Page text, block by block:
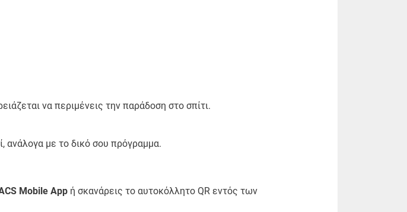
να περιμένεις την παράδοση στο σπίτι.
ανάλογα με το δικό σου πρόγραμμα.
Mobile App ή σκανάρεις το αυτοκόλλητο QR εντός των